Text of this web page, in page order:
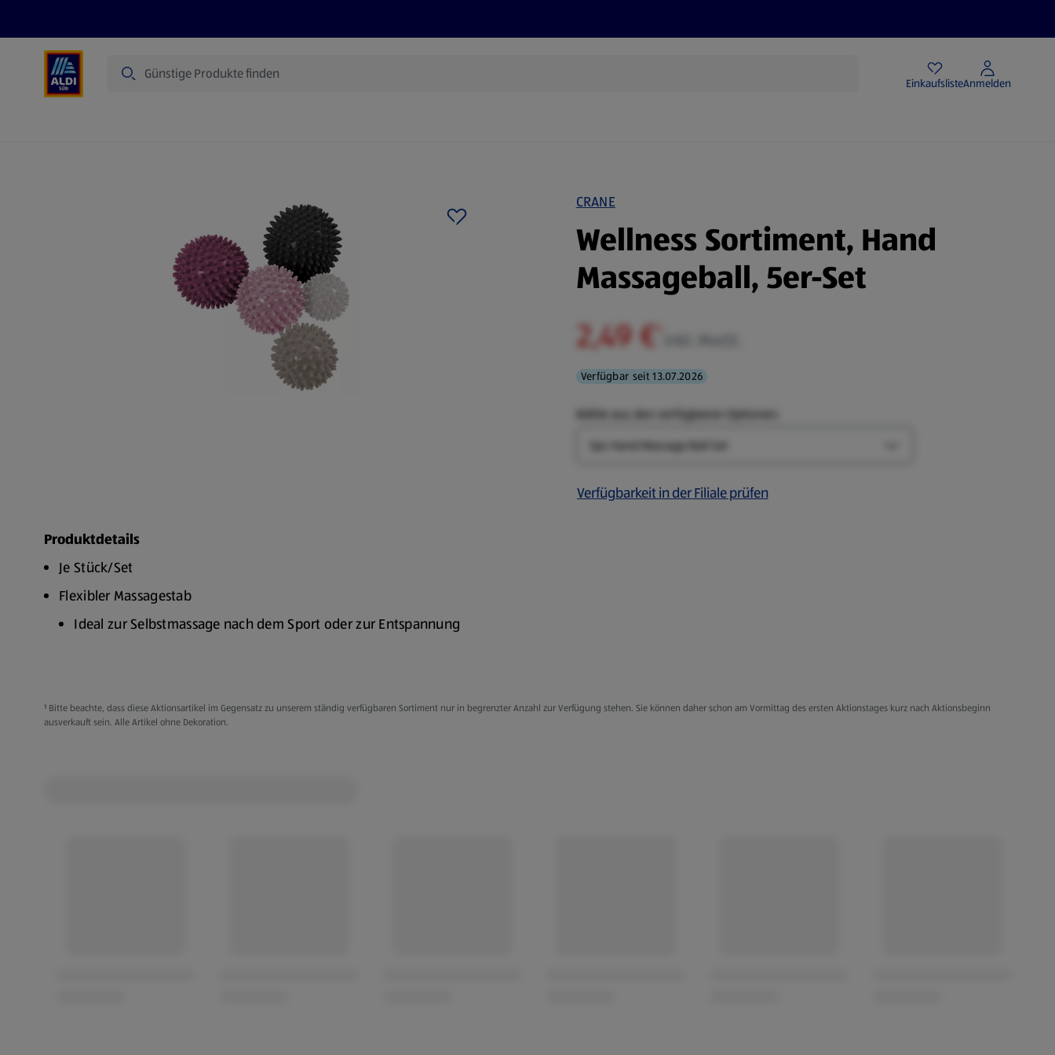
EinkaufslisteAnmelden
CRANE
Wellness Sortiment, Hand
Massageball, 5er-Set
2,49 €
Verfügbar seit 13.07.2026
Wähle aus den verfügbaren Optionen:
Verfügbarkeit in der Filiale prüfen
Produktdetails
Je Stück/Set
Flexibler Massagestab
Ideal zur Selbstmassage nach dem Sport oder zur Entspannung
Fördert die Durchblutung in den massierten Bereichen
Mit austauschbaren Massagesegmenten
¹ Bitte beachte, dass diese Aktionsartikel im Gegensatz zu unserem ständig verfügbaren Sortiment nur in begrenzter Anzahl zur Verfügung stehen. Sie können daher schon am Vormittag des ersten Aktionstages kurz nach Aktionsbeginn
ausverkauft sein. Alle Artikel ohne Dekoration.